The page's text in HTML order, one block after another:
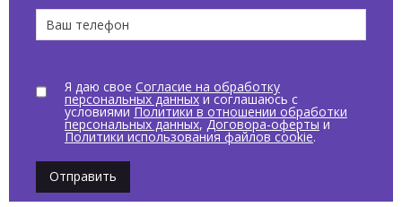
Я даю свое Согласие на обработку
персональных данныхи соглашаюсь с
условиямиПолитики в отношении обработки
персональных данных,Договора-офертыи
Политики использования файлов cookie.
Отправить